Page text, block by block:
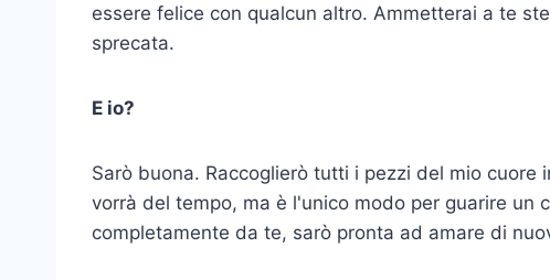
essere felice con qualcun altro. Ammetterai a te
sprecata.
E io?
Sarò buona. Raccoglierò tutti i pezzi del mio
vorrà del tempo, ma è l'unico modo per guarire un
completamente da te, sarò pronta ad amare di